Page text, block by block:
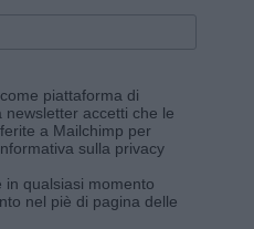
piattaforma di
accetti che le
a Mailchimp per
sulla privacy
in qualsiasi momento
nel piè di pagina delle